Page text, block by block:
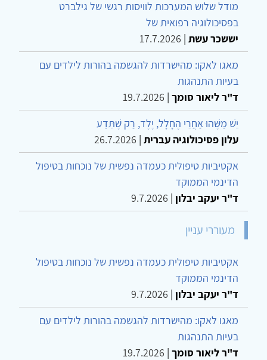
מודל שלוש המערכות לוויסות רגשי של גילברט
בפסיכולוגיה רפואית של
יששכר עשת |
17.7.2026
מאגו לאקו: מהישרדות להגשמה בהורות לילדים עם
בעיות התנהגות
ד"ר ליאור סומך |
19.7.2026
יֵשׁ מַשֶּׁהוּ אַחֲרֵי הֶחָלָל, יֶלֶד, רַק שֶׁתֵּדַע
עלון פסיכולוגיה עברית |
26.7.2026
אקטיביות טיפולית כעמדה נפשית של נוכחות בטיפול
הדינמי הממוקד
ד"ר יעקב יבלון |
9.7.2026
מעוררי עניין
אקטיביות טיפולית כעמדה נפשית של נוכחות בטיפול
הדינמי הממוקד
ד"ר יעקב יבלון |
9.7.2026
מאגו לאקו: מהישרדות להגשמה בהורות לילדים עם
בעיות התנהגות
ד"ר ליאור סומך |
19.7.2026